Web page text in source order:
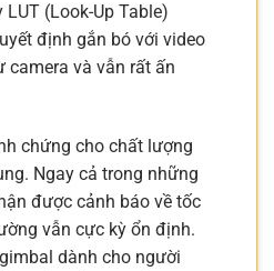
(Look-Up Table)
định gắn bó với video
camera và vẫn rất ấn
chứng cho chất lượng
Ngay cả trong những
được cảnh báo về tốc
vẫn cực kỳ ổn định.
dành cho người